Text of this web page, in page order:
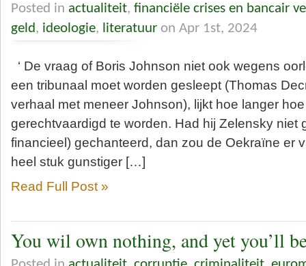
Posted in actualiteit, financiële crises en bancair
geld, ideologie, literatuur on Apr 1st, 2024
‘ De vraag of Boris Johnson niet ook wegens
een tribunaal moet worden gesleept (Thomas
verhaal met meneer Johnson), lijkt hoe langer
gerechtvaardigd te worden. Had hij Zelensky niet
financieel) gechanteerd, dan zou de Oekraïne er
heel stuk gunstiger […]
Read Full Post »
You wil own nothing, and yet you’ll